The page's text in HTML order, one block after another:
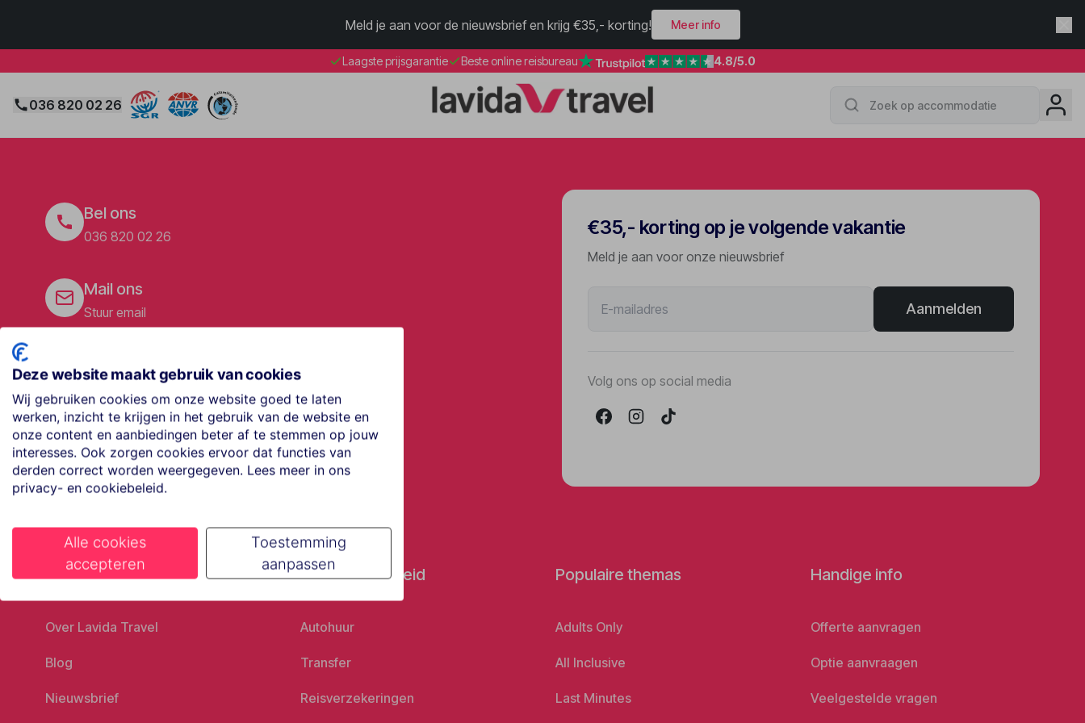
Meld je aan voor de nieuwsbrief en krijg €35,- korting! Meer info
Laagste prijsgarantie Beste online reisbureau 4.8/5.0
036 820 02 26
Bel ons
036 820 02 26
Mail ons
Stuur email
Maak een afspraak
Eenvoudig wanneer het uitkomt
Offerte aanvragen
Vraag offerte aan
€35,- korting op je volgende vakantie
Meld je aan voor onze nieuwsbrief
Aanmelden
Volg ons op social media
Ons bedrijf
Over Lavida Travel
Blog
Nieuwsbrief
Goed voorbereid
Autohuur
Transfer
Reisverzekeringen
Populaire themas
Adults Only
All Inclusive
Last Minutes
Handige info
Offerte aanvragen
Optie aanvraagen
Veelgestelde vragen
Deze website maakt gebruik van cookies
Wij gebruiken cookies om onze website goed te laten
werken, inzicht te krijgen in het gebruik van de website en
onze content en aanbiedingen beter af te stemmen op jouw
interesses. Ook zorgen cookies ervoor dat functies van
derden correct worden weergegeven. Lees meer in ons
privacy- en cookiebeleid.
Alle cookies
accepteren
Toestemming
aanpassen